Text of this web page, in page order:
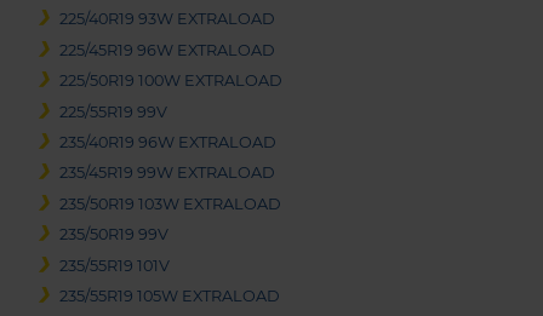
225/40R19 93W EXTRALOAD
225/45R19 96W EXTRALOAD
225/50R19 100W EXTRALOAD
225/55R19 99V
235/40R19 96W EXTRALOAD
235/45R19 99W EXTRALOAD
235/50R19 103W EXTRALOAD
235/50R19 99V
235/55R19 101V
235/55R19 105W EXTRALOAD